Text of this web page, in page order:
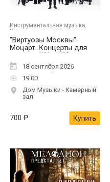
Инструментальная музыка,
Концерты
"Виртуозы Москвы".
Моцарт. Концерты для
скрипки №1 и №2
18 сентября 2026
19:00
Дом Музыки - Камерный
зал
700 ₽ Купить